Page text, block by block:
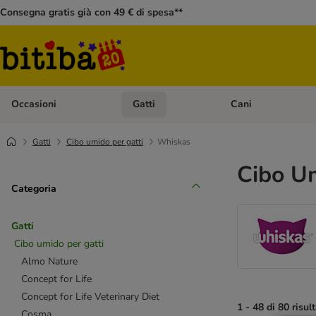
Consegna gratis già con 49 € di spesa**
Occasioni Apri Menù Categoria: Occasioni
Gatti Apri Menù Categoria:
Cani
Gatti Cibo umido per gatti Whiskas
Categoria
Gatti
Cibo umido per gatti
Almo Nature
Concept for Life
Concept for Life Veterinary Diet
Cibo
1 - 48 di 80